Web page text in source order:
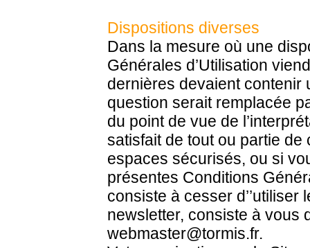
Dispositions diverses
Dans la mesure où une
Générales d’Utilisation
dernières devaient contenir
question serait remplacée
du point de vue de
satisfait de tout ou partie
espaces sécurisés, ou si
présentes Conditions
consiste à cesser
newsletter, consiste à vous
webmaster@tormis.fr.